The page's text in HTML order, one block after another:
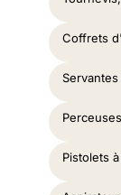
Coffrets
Pistolets